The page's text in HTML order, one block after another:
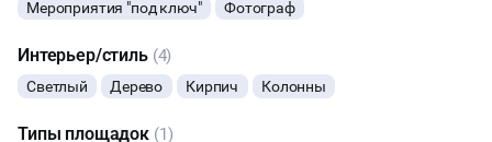
*УСЛОВИЯ ВОЗВРАТА В СЛУЧАЕ ОТМЕНЫ МЕРОПРИЯТИЯ:
возвращается в полном размере,
- при отмене мероприятия менее, чем за 14 дней удерживается
30%, остальная часть возвращается клиенту,
- при отмене мероприятия менее, чем за 5 дней оплата не
Мероприятия "под ключ"
Фотограф
Интерьер/стиль (4)
Светлый Дерево Кирпич Колонны
Типы площадок (1)
КОНФЕРЕНЦИИ